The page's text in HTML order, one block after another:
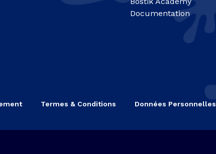
Documentation
Termes & Conditions Données Personnelles